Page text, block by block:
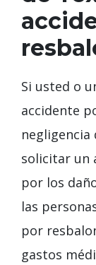
Si usted o
accidente
solicitar un
por los
las
por
gastos